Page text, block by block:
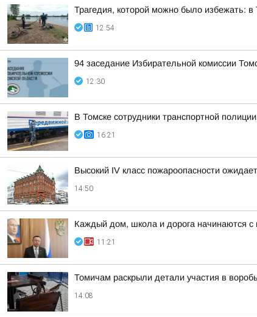
Трагедия, которой можно было избежать: в
12:54
94 заседание Избирательной комиссии
12:30
В Томске сотрудники транспортной
16:21
Высокий IV класс пожароопасности
14:50
Каждый дом, школа и дорога начинаются с
11:21
Томичам раскрыли детали участия в
14:08